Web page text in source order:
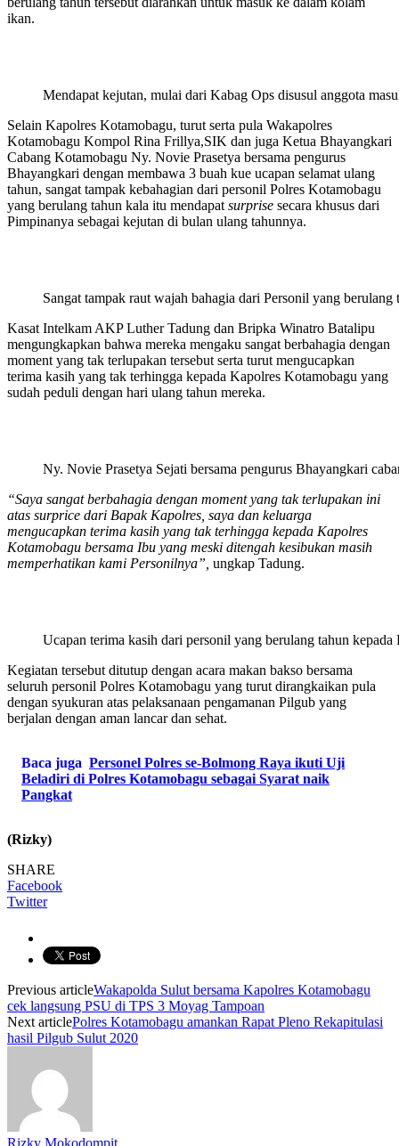
ikan.
Mendapat kejutan, mulai dari Kabag Ops disusul anggota
Selain Kapolres Kotamobagu, turut serta pula Wakapolres
Kotamobagu Kompol Rina Frillya,SIK dan juga Ketua Bhayangkari
Cabang Kotamobagu Ny. Novie Prasetya bersama pengurus
Bhayangkari dengan membawa 3 buah kue ucapan selamat ulang
tahun, sangat tampak kebahagian dari personil Polres Kotamobagu
yang berulang tahun kala itu mendapat surprise secara khusus dari
Pimpinanya sebagai kejutan di bulan ulang tahunnya.
Sangat tampak raut wajah bahagia dari Personil yang
Kasat Intelkam AKP Luther Tadung dan Bripka Winatro Batalipu
mengungkapkan bahwa mereka mengaku sangat berbahagia dengan
moment yang tak terlupakan tersebut serta turut mengucapkan
terima kasih yang tak terhingga kepada Kapolres Kotamobagu yang
sudah peduli dengan hari ulang tahun mereka.
Ny. Novie Prasetya Sejati bersama pengurus Bhayangkari
“Saya sangat berbahagia dengan moment yang tak terlupakan ini
atas surprice dari Bapak Kapolres, saya dan keluarga
mengucapkan terima kasih yang tak terhingga kepada Kapolres
Kotamobagu bersama Ibu yang meski ditengah kesibukan masih
memperhatikan kami Personilnya”, ungkap Tadung.
Ucapan terima kasih dari personil yang berulang tahun
Kegiatan tersebut ditutup dengan acara makan bakso bersama
seluruh personil Polres Kotamobagu yang turut dirangkaikan pula
dengan syukuran atas pelaksanaan pengamanan Pilgub yang
berjalan dengan aman lancar dan sehat.
Baca juga Personel Polres se-Bolmong Raya ikuti Uji
Beladiri di Polres Kotamobagu sebagai Syarat naik
Pangkat
(Rizky)
SHARE
Facebook
Twitter
Previous articleWakapolda Sulut bersama Kapolres Kotamobagu
cek langsung PSU di TPS 3 Moyag Tampoan
Next articlePolres Kotamobagu amankan Rapat Pleno Rekapitulasi
hasil Pilgub Sulut 2020
Rizky Mokodompit